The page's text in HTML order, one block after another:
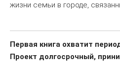
жизни семьи в городе,
Первая книга охватит
Проект долгосрочный,